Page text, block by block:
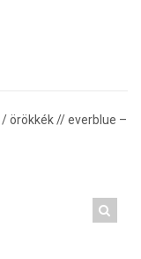
/ örökkék // everblue –